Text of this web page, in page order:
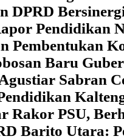
DPRD
Pendidikan
Pembentukan
Baru
Sabran
Rakor PSU,
Barito Utara: